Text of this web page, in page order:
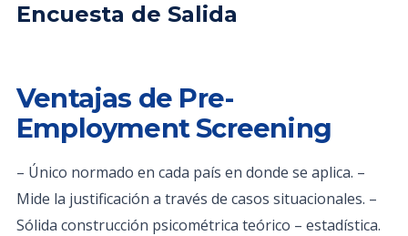
Encuesta de Salida
Ventajas de Pre-
Employment Screening
– Único normado en cada país en donde se aplica. –
Mide la justificación a través de casos situacionales. –
Sólida construcción psicométrica teórico – estadística.